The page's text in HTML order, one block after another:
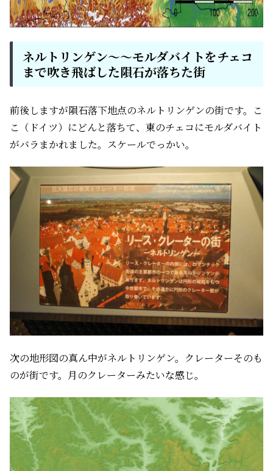
ネルトリンゲン～～モルダバイトをチェコ
まで吹き飛ばした隕石が落ちた街
前後しますが隕石落下地点のネルトリンゲンの街です。こ
こ（ドイツ）にどんと落ちて、東のチェコにモルダバイト
がバラまかれました。スケールでっかい。
次の地形図の真ん中がネルトリンゲン。クレーターそのも
のが街です。月のクレーターみたいな感じ。